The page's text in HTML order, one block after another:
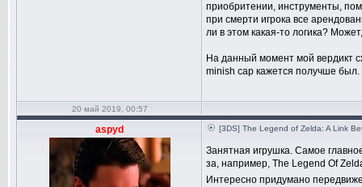
приобритении, инструменты,
при смерти игрока все
ли в этом какая-то логика?
На данный момент мой вердикт
minish cap кажется получше был.
20 май 2019, 00:57
aspyd [3DS] The Legend of Zelda: A Link
Занятная игрушка. Самое
за, например, The Legend Of
Интересно придумано